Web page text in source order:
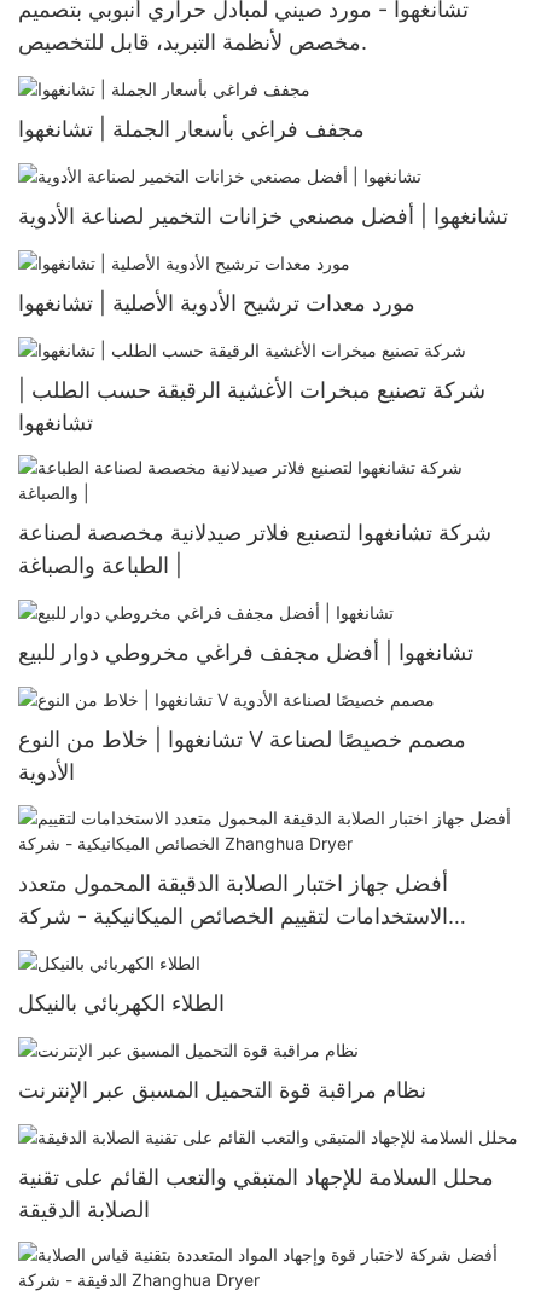
تشانغهوا - مورد صيني لمبادل حراري أنبوبي بتصميم
مخصص لأنظمة التبريد، قابل للتخصيص.
مجفف فراغي بأسعار الجملة | تشانغهوا
تشانغهوا | أفضل مصنعي خزانات التخمير لصناعة الأدوية
مورد معدات ترشيح الأدوية الأصلية | تشانغهوا
شركة تصنيع مبخرات الأغشية الرقيقة حسب الطلب |
تشانغهوا
شركة تشانغهوا لتصنيع فلاتر صيدلانية مخصصة لصناعة
تشانغهوا | أفضل مجفف فراغي مخروطي دوار للبيع
تشانغهوا | خلاط من النوع V مصمم خصيصًا لصناعة
الأدوية
أفضل جهاز اختبار الصلابة الدقيقة المحمول متعدد
الاستخدامات لتقييم الخصائص الميكانيكية - شركة
Zhanghua Dryer
الطلاء الكهربائي بالنيكل
نظام مراقبة قوة التحميل المسبق عبر الإنترنت
محلل السلامة للإجهاد المتبقي والتعب القائم على تقنية
الصلابة الدقيقة